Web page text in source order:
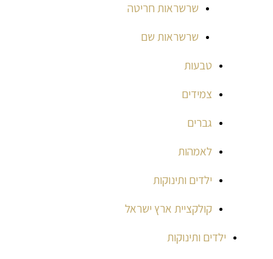
שרשראות חריטה
שרשראות שם
טבעות
צמידים
גברים
לאמהות
ילדים ותינוקות
קולקציית ארץ ישראל
ילדים ותינוקות